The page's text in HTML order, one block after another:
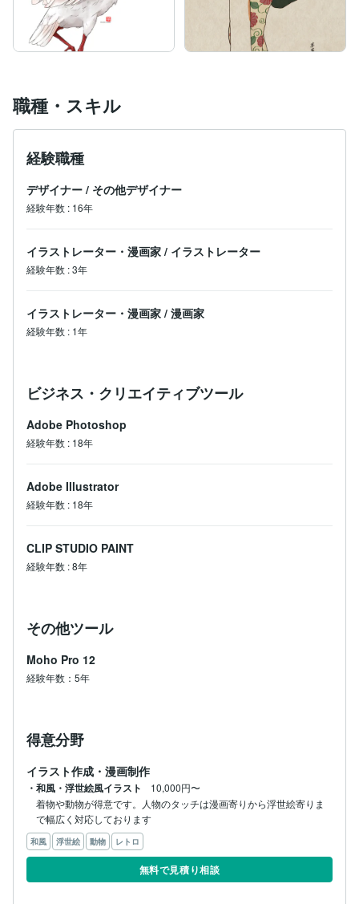
職種・スキル
経験職種
デザイナー / その他デザイナー
経験年数 : 16年
イラストレーター・漫画家 / イラストレーター
経験年数 :3年
イラストレーター・漫画家 / 漫画家
経験年数 : 1年
ビジネス・クリエイティブツール
Adobe Photoshop
経験年数 : 18年
Adobe Illustrator
経験年数 : 18年
CLIP STUDIO PAINT
経験年数 :8年
その他ツール
Moho Pro 12
経験年数：5年
得意分野
イラスト作成・漫画制作
・和風・浮世絵風イラスト
10,000円〜
着物や動物が得意です。人物のタッチは漫画寄りから浮世絵寄りま
で幅広く対応しております
和風 浮世絵 動物 レトロ
無料で見積り相談